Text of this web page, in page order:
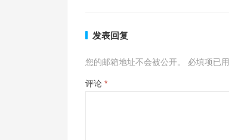
发表回复
您的邮箱地址不会被公开。 必填项已用
评论 *